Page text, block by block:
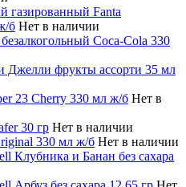
газированный Fanta
б Нет в наличии
Coca-Cola 330
Джелли фрукты ассорти 35 мл
23 Cherry 330 мл ж/б Нет в
30 гр Нет в наличии
330 мл ж/б Нет в наличии
Клубника и Банан без сахара